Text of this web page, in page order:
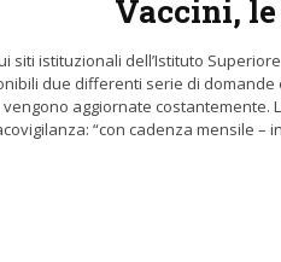
Vaccini, le
siti istituzionali dell’Istituto
due differenti serie di domande
vengono aggiornate costantemente.
“con cadenza mensile –